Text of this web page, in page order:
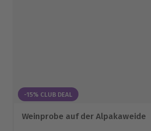
-15% CLUB DEAL
Weinprobe auf der Alpakaweide